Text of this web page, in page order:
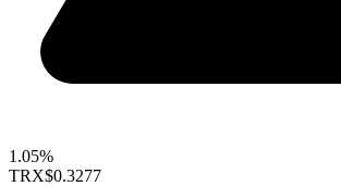
1.05%
TRX$0.3277